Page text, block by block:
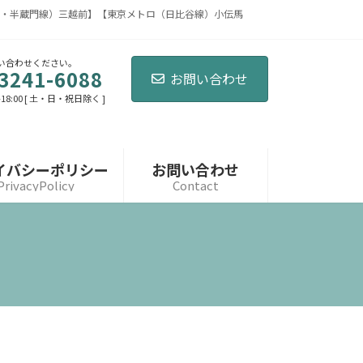
蔵門線）三越前】【東京メトロ（日比谷線）小伝馬
合わせください。
6088
[ 土・日・祝日除く ]
お問い合わせ
バシーポリシー お問い合わせ
Contact